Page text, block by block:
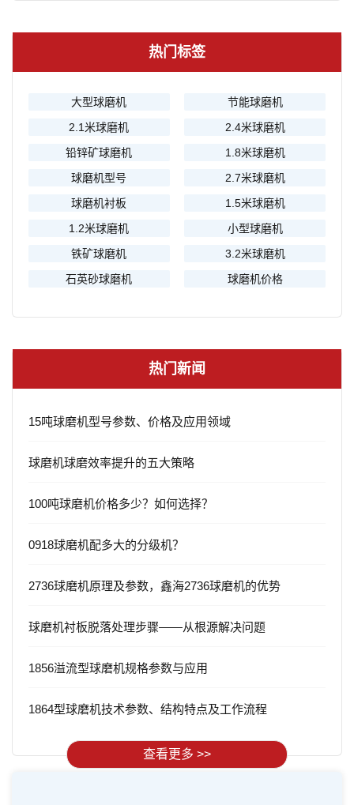
热门标签
大型球磨机
节能球磨机
2.1米球磨机
2.4米球磨机
铅锌矿球磨机
1.8米球磨机
球磨机型号
2.7米球磨机
球磨机衬板
1.5米球磨机
1.2米球磨机
小型球磨机
铁矿球磨机
3.2米球磨机
石英砂球磨机
球磨机价格
热门新闻
15吨球磨机型号参数、价格及应用领域
球磨机球磨效率提升的五大策略
100吨球磨机价格多少？如何选择？
0918球磨机配多大的分级机？
2736球磨机原理及参数，鑫海2736球磨机的优势
球磨机衬板脱落处理步骤——从根源解决问题
1856溢流型球磨机规格参数与应用
1864型球磨机技术参数、结构特点及工作流程
查看更多 >>